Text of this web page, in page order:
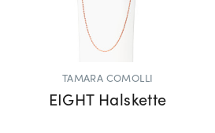
TAMARA COMOLLI
EIGHT Halskette